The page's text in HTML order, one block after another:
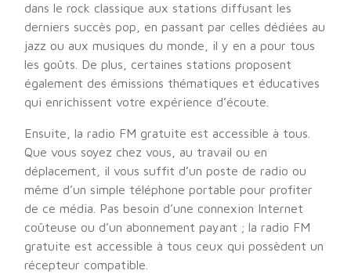
dans le rock classique aux stations diffusant les
derniers succès pop, en passant par celles dédiées au
jazz ou aux musiques du monde, il y en a pour tous
les goûts. De plus, certaines stations proposent
également des émissions thématiques et éducatives
qui enrichissent votre expérience d’écoute.
Ensuite, la radio FM gratuite est accessible à tous.
Que vous soyez chez vous, au travail ou en
déplacement, il vous suffit d’un poste de radio ou
même d’un simple téléphone portable pour profiter
de ce média. Pas besoin d’une connexion Internet
coûteuse ou d’un abonnement payant ; la radio FM
gratuite est accessible à tous ceux qui possèdent un
récepteur compatible.